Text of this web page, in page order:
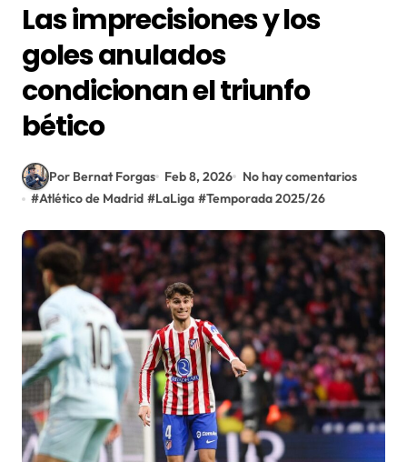
Las imprecisiones y los
goles anulados
condicionan el triunfo
bético
Por Bernat Forgas Feb 8, 2026
No hay comentarios
#Atlético de Madrid #LaLiga #Temporada 2025/26